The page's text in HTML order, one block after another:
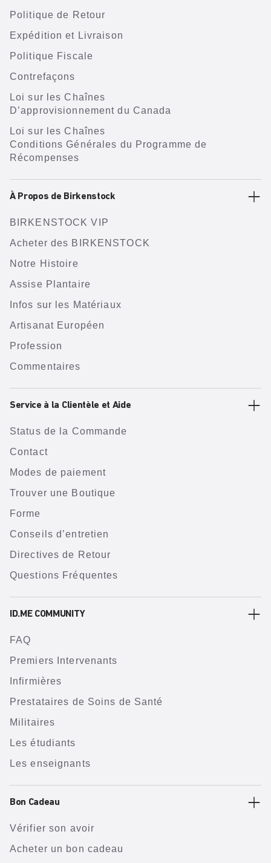
Politique de Retour
Expédition et Livraison
Politique Fiscale
Contrefaçons
Loi sur les Chaînes
D’approvisionnement du Canada
Loi sur les Chaînes
Conditions Générales du Programme de
Récompenses
À Propos de Birkenstock
BIRKENSTOCK VIP
Acheter des BIRKENSTOCK
Notre Histoire
Assise Plantaire
Infos sur les Matériaux
Artisanat Européen
Profession
Commentaires
Service à la Clientèle et Aide
Status de la Commande
Contact
Modes de paiement
Trouver une Boutique
Forme
Conseils d’entretien
Directives de Retour
Questions Fréquentes
ID.ME COMMUNITY
FAQ
Premiers Intervenants
Infirmières
Prestataires de Soins de Santé
Militaires
Les étudiants
Les enseignants
Bon Cadeau
Vérifier son avoir
Acheter un bon cadeau